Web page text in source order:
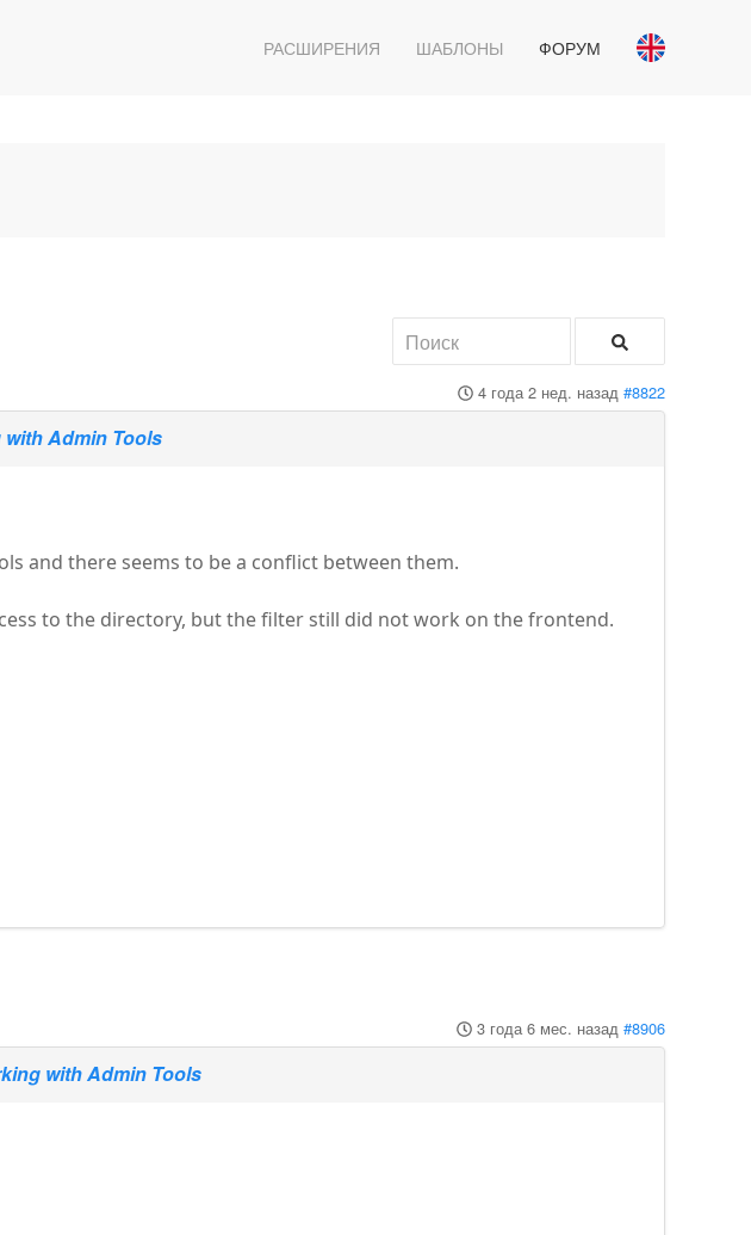
РАСШИРЕНИЯ ШАБЛОНЫ ФОРУМ
4 года 2 нед. назад #8822
Admin Tools
and there seems to be a conflict between them.
to the directory, but the filter still did not work on the frontend.
3 года 6 мес. назад #8906
with Admin Tools